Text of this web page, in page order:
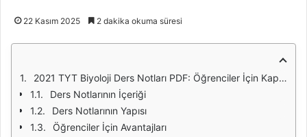
22 Kasım 2025 2 dakika okuma süresi
2021 TYT Biyoloji Ders Notları PDF: Öğrenciler İçin Kapsamlı Bir Kaynak
Ders Notlarının İçeriği
Ders Notlarının Yapısı
Öğrenciler İçin Avantajları